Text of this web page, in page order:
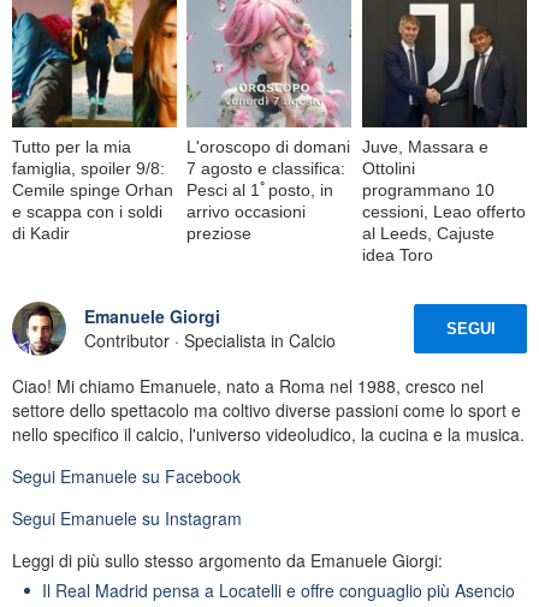
Tutto per la mia
famiglia, spoiler 9/8:
Cemile spinge Orhan
e scappa con i soldi
di Kadir
L'oroscopo di domani
7 agosto e classifica:
Pesci al 1ﾟposto, in
arrivo occasioni
preziose
Juve, Massara e
Ottolini
programmano 10
cessioni, Leao offerto
al Leeds, Cajuste
idea Toro
Emanuele Giorgi
Contributor · Specialista in Calcio
SEGUI
Ciao! Mi chiamo Emanuele, nato a Roma nel 1988, cresco nel
settore dello spettacolo ma coltivo diverse passioni come lo sport e
nello specifico il calcio, l'universo videoludico, la cucina e la musica.
Segui Emanuele su Facebook
Segui Emanuele su Instagram
Leggi di più sullo stesso argomento da Emanuele Giorgi:
Il Real Madrid pensa a Locatelli e offre conguaglio più Asencio